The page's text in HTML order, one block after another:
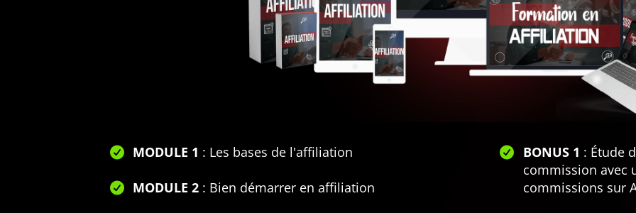
MODULE 1 : Les bases de l'affiliation
MODULE 2 : Bien démarrer en affiliation
BONUS 1 : Étude
commission avec
commissions sur